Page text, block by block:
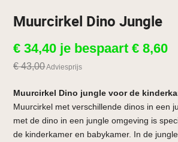
Muurcirkel Dino Jungle
€ 34,40 je bespaart€ 8,60
€43,00Adviesprijs
Muurcirkel Dino jungle voor de
Muurcirkel met verschillende dinos in een
met de dino in een jungle omgeving is
de kinderkamer en babykamer. In de